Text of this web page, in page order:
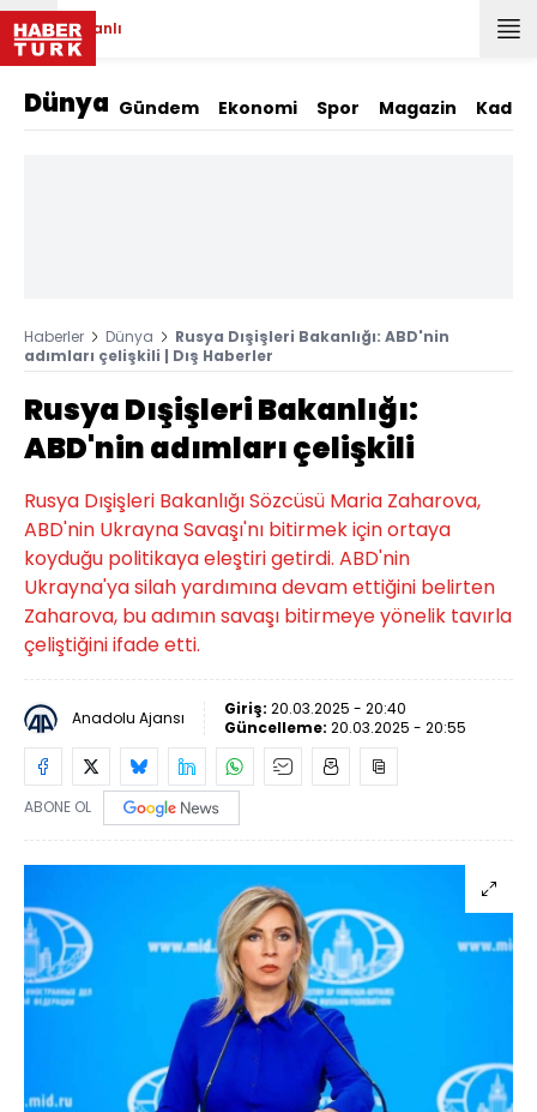
Canlı
Dünya Gündem Ekonomi Spor Magazin Kadın
Haberler Dünya
Rusya Dışişleri Bakanlığı: ABD'nin
adımları çelişkili | Dış Haberler
Rusya Dışişleri Bakanlığı:
ABD'nin adımları çelişkili
Rusya Dışişleri Bakanlığı Sözcüsü Maria Zaharova,
ABD'nin Ukrayna Savaşı'nı bitirmek için ortaya
koyduğu politikaya eleştiri getirdi. ABD'nin
Ukrayna'ya silah yardımına devam ettiğini belirten
Zaharova, bu adımın savaşı bitirmeye yönelik tavırla
çeliştiğini ifade etti.
Anadolu Ajansı Giriş: 20.03.2025 - 20:40
Güncelleme: 20.03.2025 - 20:55
ABONE OL